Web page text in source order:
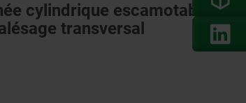
cylindrique escamotable,
transversal